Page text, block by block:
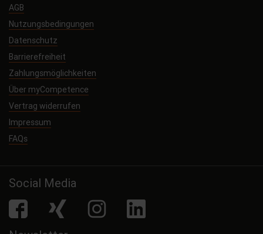
AGB
Nutzungsbedingungen
Datenschutz
Barrierefreiheit
Zahlungsmöglichkeiten
Über myCompetence
Vertrag widerrufen
Impressum
FAQs
Social Media
facebook Xing Instagram LinkedIn